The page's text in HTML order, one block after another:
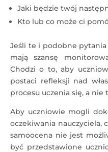
Jaki będzie twój
Kto lub co może ci
Jeśli te i podobne
mają szansę
Chodzi o to, aby
postaci refleksji nad
procesu uczenia się, a
Aby uczniowie mogli
oczekiwania nauczyciela,
samoocena nie jest
być przedstawione